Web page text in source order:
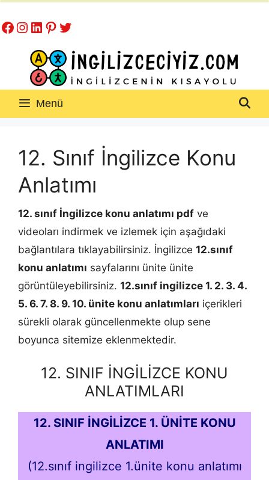
atla
Facebook
Instagram
LinkedIn
Pinterest
Twitter
Menü
12. Sınıf İngilizce Konu
Anlatımı
12. sınıf İngilizce konu anlatımı pdf ve
videoları indirmek ve izlemek için aşağıdaki
bağlantılara tıklayabilirsiniz. İngilizce 12.sınıf
konu anlatımı sayfalarını ünite ünite
görüntüleyebilirsiniz. 12.sınıf ingilizce 1. 2. 3. 4.
5. 6. 7. 8. 9. 10. ünite konu anlatımları içerikleri
sürekli olarak güncellenmekte olup sene
boyunca sitemize eklenmektedir.
12. SINIF İNGİLİZCE KONU
ANLATIMLARI
12. SINIF İNGİLİZCE 1. ÜNİTE KONU
ANLATIMI
(12.sınıf ingilizce 1.ünite konu anlatımı